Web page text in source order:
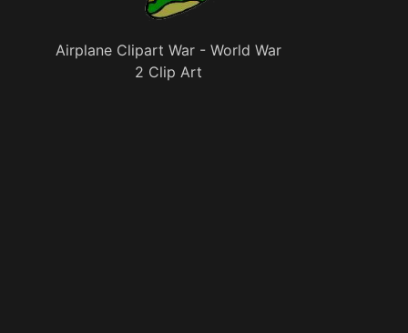
Airplane Clipart War - World War
2 Clip Art